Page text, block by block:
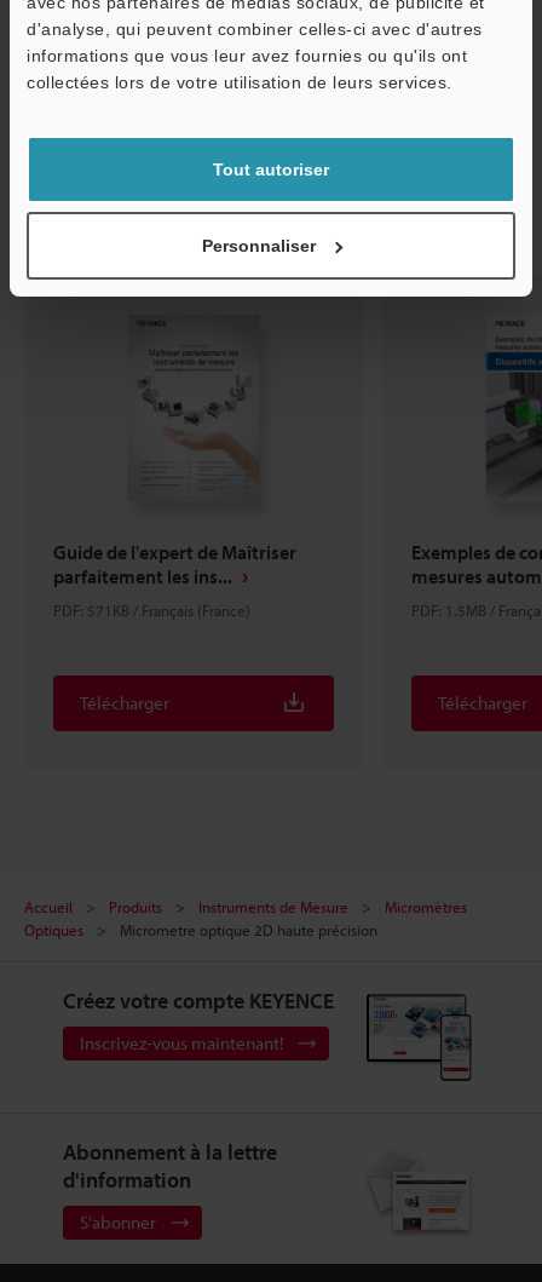
d'analyse, qui peuvent combiner celles-ci avec d'autres
informations que vous leur avez fournies ou qu'ils ont
collectées lors de votre utilisation de leurs services.
Tout autoriser
Personnaliser
Articles recommandés
Guide de l'expert de Maîtriser
parfaitement les ins...
PDF: 571KB / Français (France)
Télécharger
Exemples de
mesures
PDF: 1.5MB /
Télécharger
Accueil Produits Instruments de Mesure
Micromètres
Optiques
Micrometre optique 2D haute précision
Créez votre compte KEYENCE
Inscrivez-vous maintenant!
Abonnement à la lettre
d'information
S'abonner